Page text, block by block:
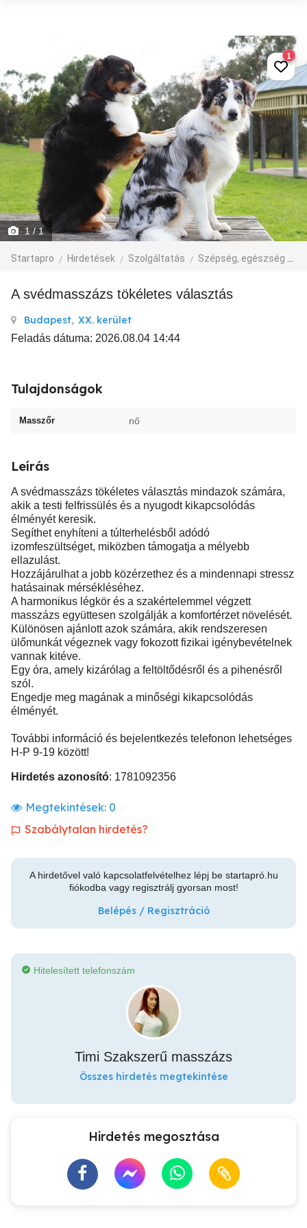
1 / 1
Startapro Hirdetések Szolgáltatás Szépség, egészség
1
A svédmasszázs tökéletes választás
Budapest, XX. kerület
Feladás dátuma: 2026.08.04 14:44
Tulajdonságok
Masszőr nő
Leírás
A svédmasszázs tökéletes választás mindazok számára,
akik a testi felfrissülés és a nyugodt kikapcsolódás
élményét keresik.
Segíthet enyhíteni a túlterhelésből adódó
izomfeszültséget, miközben támogatja a mélyebb
ellazulást.
Hozzájárulhat a jobb közérzethez és a mindennapi stressz
hatásainak mérsékléséhez.
A harmonikus légkör és a szakértelemmel végzett
masszázs együttesen szolgálják a komfortérzet növelését.
Különösen ajánlott azok számára, akik rendszeresen
ülőmunkát végeznek vagy fokozott fizikai igénybevételnek
vannak kitéve.
Egy óra, amely kizárólag a feltöltődésről és a pihenésről
szól.
Engedje meg magának a minőségi kikapcsolódás
élményét.
További információ és bejelentkezés telefonon lehetséges
H-P 9-19 között!
Hirdetés azonosító: 1781092356
Megtekintések: 0
Szabálytalan hirdetés?
A hirdetővel való kapcsolatfelvételhez lépj be startapró.hu
fiókodba vagy regisztrálj gyorsan most!
Belépés / Regisztráció
Hitelesített telefonszám
Timi Szakszerű masszázs
Összes hirdetés megtekintése
Hirdetés megosztása